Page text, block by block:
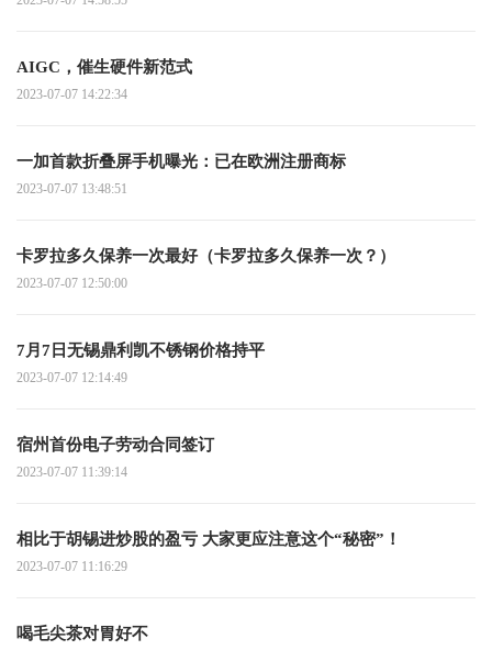
AIGC，催生硬件新范式
2023-07-07 14:22:34
一加首款折叠屏手机曝光：已在欧洲注册商标
2023-07-07 13:48:51
卡罗拉多久保养一次最好（卡罗拉多久保养一次？）
2023-07-07 12:50:00
7月7日无锡鼎利凯不锈钢价格持平
2023-07-07 12:14:49
宿州首份电子劳动合同签订
2023-07-07 11:39:14
相比于胡锡进炒股的盈亏 大家更应注意这个“秘密”！
2023-07-07 11:16:29
喝毛尖茶对胃好不